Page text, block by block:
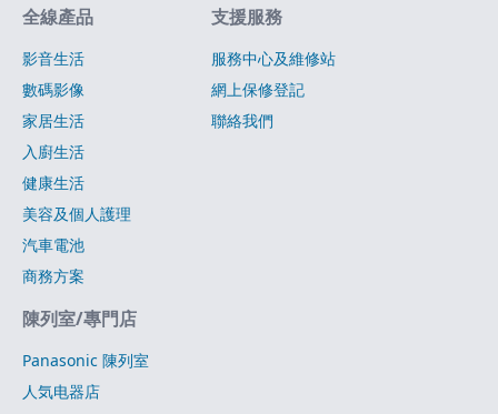
網站指南
全線產品
影音生活
數碼影像
家居生活
入廚生活
健康生活
美容及個人護理
汽車電池
商務方案
支援服務
服務中心及維修站
網上保修登記
聯絡我們
陳列室/專門店
Panasonic 陳列室
人気电器店